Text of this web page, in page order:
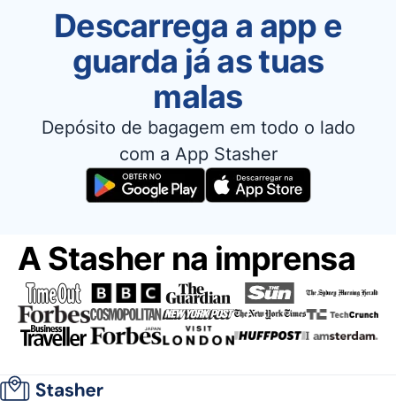
Descarrega a app e
guarda já as tuas
malas
Depósito de bagagem em todo o lado
com a App Stasher
A Stasher na imprensa